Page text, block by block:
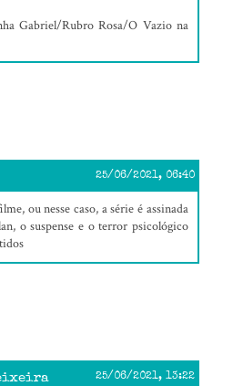
Gabriel/Rubro Rosa/O Vazio na
25/06/2021, 06:40
ou nesse caso, a série é assinada
o suspense e o terror psicológico
25/06/2021, 13:22